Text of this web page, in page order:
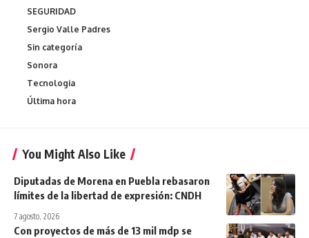
SEGURIDAD
Sergio Valle Padres
Sin categoría
Sonora
Tecnologia
Última hora
You Might Also Like
Diputadas de Morena en Puebla rebasaron
límites de la libertad de expresión: CNDH
7 agosto, 2026
Con proyectos de más de 13 mil mdp se